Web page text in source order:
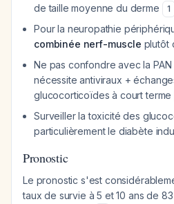
de taille moyenne du derme
1
Pour la neuropathie
combinée nerf-muscle plutôt
Ne pas confondre avec la
nécessite antiviraux +
glucocorticoïdes à court terme
Surveiller la toxicité des
particulièrement le diabète
Pronostic
Le pronostic s'est
taux de survie à 5 et 10 ans de